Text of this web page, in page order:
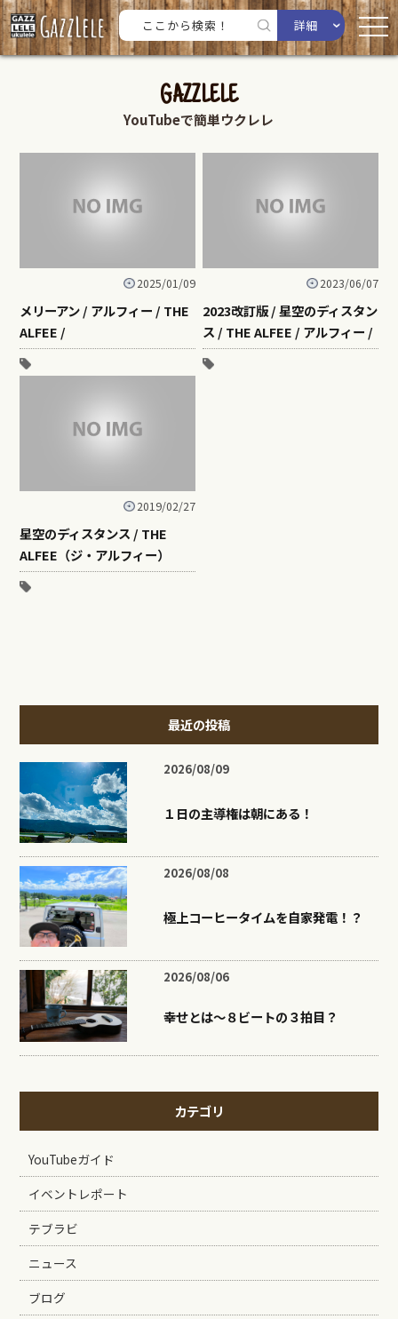
詳細
GAZZLELE
YouTubeで簡単ウクレレ
2025/01/09
メリーアン / アルフィー / THE
ALFEE /
2023/06/07
2023改訂版 / 星空のディスタン
ス / THE ALFEE / アルフィー /
2019/02/27
星空のディスタンス / THE
ALFEE（ジ・アルフィー）
最近の投稿
2026/08/09
１日の主導権は朝にある！
2026/08/08
極上コーヒータイムを自家発電！？
2026/08/06
幸せとは〜８ビートの３拍目？
カテゴリ
YouTubeガイド
イベントレポート
テブラビ
ニュース
ブログ